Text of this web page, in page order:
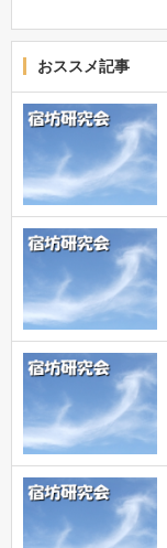
おススメ記事